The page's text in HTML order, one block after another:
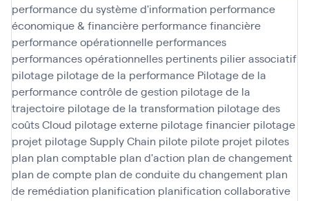
performance du système d'information performance
économique & financière performance financière
performance opérationnelle performances
performances opérationnelles pertinents pilier associatif
pilotage pilotage de la performance Pilotage de la
performance contrôle de gestion pilotage de la
trajectoire pilotage de la transformation pilotage des
coûts Cloud pilotage externe pilotage financier pilotage
projet pilotage Supply Chain pilote pilote projet pilotes
plan plan comptable plan d'action plan de changement
plan de compte plan de conduite du changement plan
de remédiation planification planification collaborative